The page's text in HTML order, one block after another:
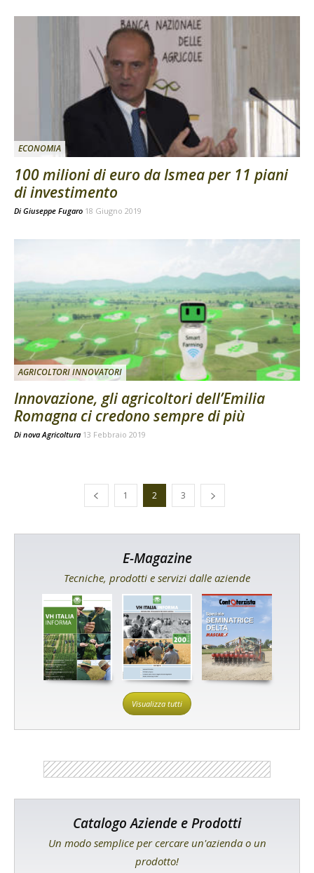
ECONOMIA
100 milioni di euro da Ismea per 11 piani
di investimento
Di Giuseppe Fugaro 18 Giugno 2019
AGRICOLTORI INNOVATORI
Innovazione, gli agricoltori dell’Emilia
Romagna ci credono sempre di più
Di nova Agricoltura 13 Febbraio 2019
1 2 3
E-Magazine
Tecniche, prodotti e servizi dalle aziende
Visualizza tutti
Catalogo Aziende e Prodotti
Un modo semplice per cercare un'azienda o un
prodotto!